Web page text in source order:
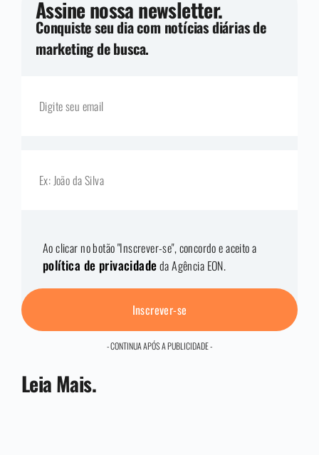
Assine nossa newsletter.
Conquiste seu dia com notícias diárias de
marketing de busca.
Ao clicar no botão "Inscrever-se", concordo e aceito a
política de privacidadeda Agência EON.
Inscrever-se
- CONTINUA APÓS A PUBLICIDADE -
Leia Mais.